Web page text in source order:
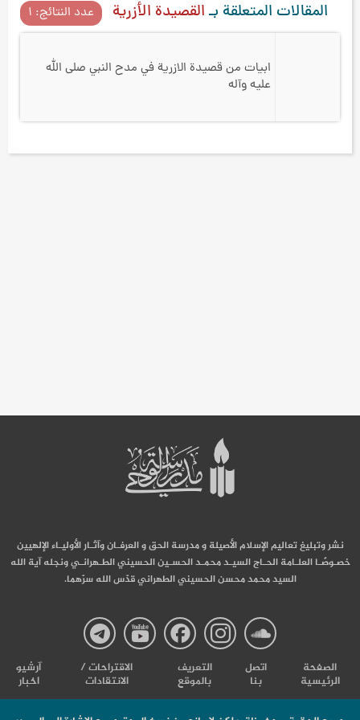
المقالات المتعلقة بـالقصيدة الأزرية عدد النتائج: ۱
ابيات من قصيدة الازرية في مدح النبي صلى الله
عليه وآله
نشر وتبليغ تعاليم الإسلام الأصيلة و مدرسة الحق و العرفـان وآثـار الأوليـاء الإلهيين
خصـوصًـا العلـامة الحـاج السيـد محمـد الحسـين الحسيني الطـهرانـي ونجله آية الله
السيد محمد محسن الحسيني الطهراني قدّس الله سرّهما.
صفحة
صفحة
صفحة
صفحة
الصفحة
الرئيسية
اتصل
بنا
التعریف
بالموقع
الاقتراحات /
الانتقادات
آرشیو
اخبار